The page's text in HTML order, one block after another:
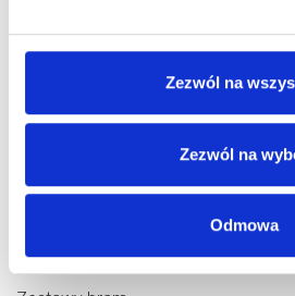
Zezwól na
Zezwól na
Odmowa
Kategorie produktów
płynne działanie, ale również
co jest niezbędne w codziennej
Państwa do konsultacji z naszymi
pomogą w wyborze najbardziej
komponentów, gwarantując pełną
niezawodność.